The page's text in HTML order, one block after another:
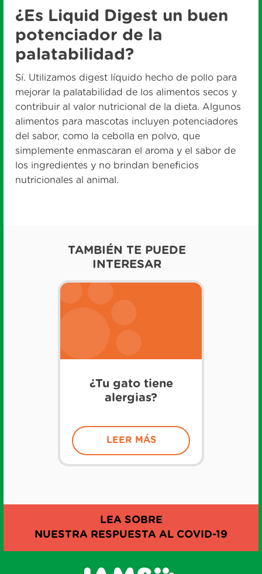
¿Es Liquid Digest un buen
potenciador de la
palatabilidad?
Sí. Utilizamos digest líquido hecho de pollo para
mejorar la palatabilidad de los alimentos secos y
contribuir al valor nutricional de la dieta. Algunos
alimentos para mascotas incluyen potenciadores
del sabor, como la cebolla en polvo, que
simplemente enmascaran el aroma y el sabor de
los ingredientes y no brindan beneficios
nutricionales al animal.
TAMBIÉN TE PUEDE
INTERESAR
¿Tu gato tiene
alergias?
LEER MÁS
LEA SOBRE
NUESTRA RESPUESTA AL COVID-19